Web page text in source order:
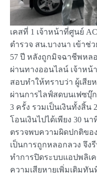
เคสที่ 1 เจ้าหน้าที่ศูนย์
ตำรวจ สน.บางนา เข้าช่
57 ปี หลังถูกมิจฉาชีพหล
ผ่านทางออนไลน์ เจ้าหน้
สอบทำให้ทราบว่า ผู้เสีย
ผ่านการไลฟ์สดบนเฟซบุ๊
3 ครั้ง รวมเป็นเงินทั้งสิ้น
โอนเงินไปได้เพียง 30 น
ตรวจพบความผิดปกติขอ
เป็นการถูกหลอกลวง จึง
ทำการปิดระบบแอปพลิเ
ความเสียหายเพิ่มเติมทั